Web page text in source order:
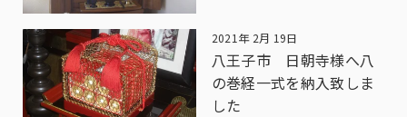
2021年 2月 19日
八王子市 日朝寺様へ八
の巻経一式を納入致しま
した